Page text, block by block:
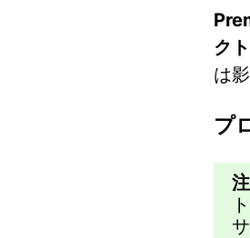
クト
は
プ